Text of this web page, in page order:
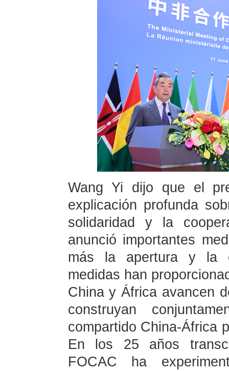
Wang Yi dijo que el
explicación profunda
solidaridad y la
anunció importantes
más la apertura y la
medidas han
China y África avancen
construyan
compartido China-África
En los 25 años
FOCAC ha